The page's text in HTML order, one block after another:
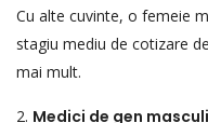
Cu alte cuvinte, o femeie
stagiu mediu de cotizare
mai mult.
2. Medici de gen